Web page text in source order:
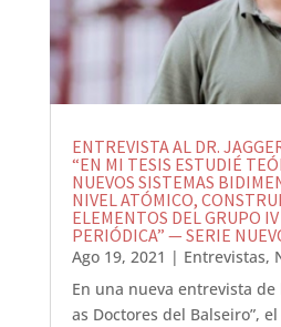
ENTREVISTA AL DR.
“EN MI TESIS ESTUDIÉ
NUEVOS SISTEMAS
NIVEL ATÓMICO,
ELEMENTOS DEL GRUPO
PERIÓDICA” — SERIE
Ago 19, 2021 | Entrevistas,
En una nueva entrevista de
as Doctores del Balseiro”,